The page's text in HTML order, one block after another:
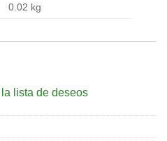
0.02 kg
lista de deseos